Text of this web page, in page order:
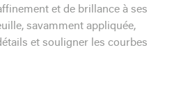
et de brillance à ses
savamment appliquée,
et souligner les courbes